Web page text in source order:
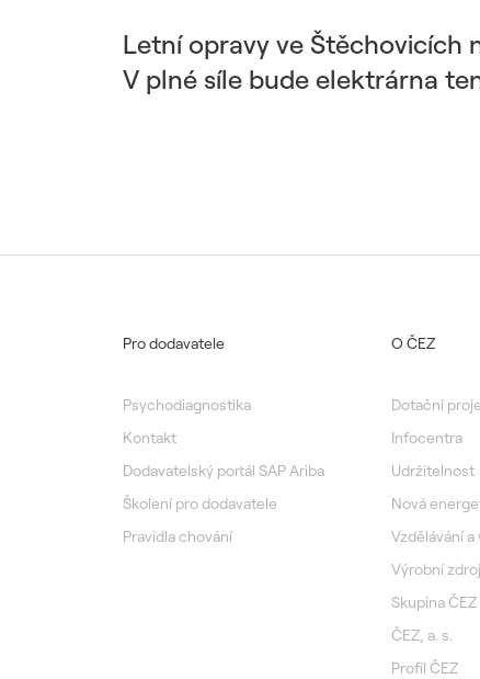
Letní opravy ve Štěchovicích
V plné síle bude elektrárna
Pro dodavatele
Psychodiagnostika
Kontakt
Dodavatelský portál SAP Ariba
Školení pro dodavatele
Pravidla chování
O ČEZ
Dotační
Infocentra
Udržitelnost
Nová
Vzdělávání a
Výrobní
Skupina ČEZ
ČEZ, a. s.
Profil ČEZ